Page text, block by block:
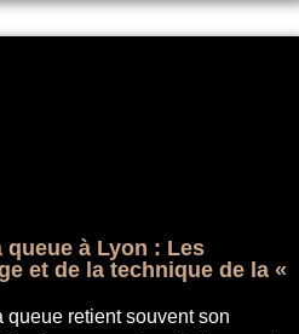
queue à Lyon : Les
et de la technique de la «
queue retient souvent son